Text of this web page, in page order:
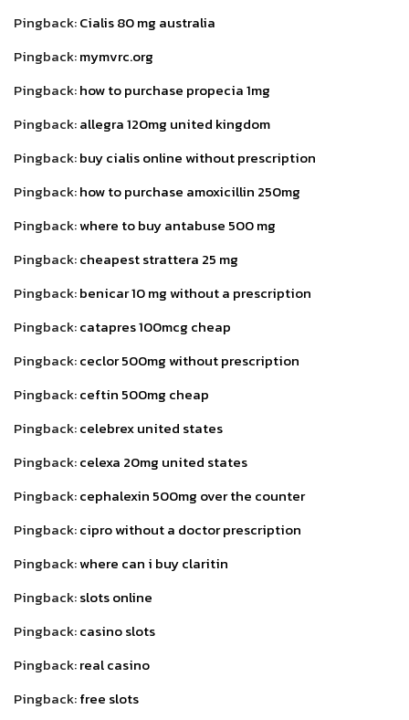
Pingback:Cialis 80 mg australia
Pingback:mymvrc.org
Pingback:how to purchase propecia 1mg
Pingback:allegra 120mg united kingdom
Pingback:buy cialis online without prescription
Pingback:how to purchase amoxicillin 250mg
Pingback:where to buy antabuse 500 mg
Pingback:cheapest strattera 25 mg
Pingback:benicar 10 mg without a prescription
Pingback:catapres 100mcg cheap
Pingback:ceclor 500mg without prescription
Pingback:ceftin 500mg cheap
Pingback:celebrex united states
Pingback:celexa 20mg united states
Pingback:cephalexin 500mg over the counter
Pingback:cipro without a doctor prescription
Pingback:where can i buy claritin
Pingback:slots online
Pingback:casino slots
Pingback:real casino
Pingback:free slots